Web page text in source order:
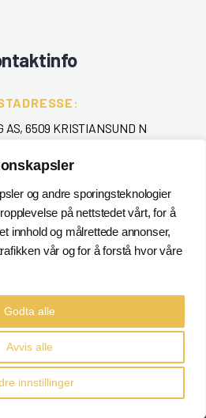
og andre sporingsteknologier
på nettstedet vårt, for å
innhold og målrettede annonser,
vår og for å forstå hvor våre
Godta alle
Avvis alle
innstillinger
AS, 6509 KRISTIANSUND N
:
715 40 000
EPOST :
Alle rettigheter reservert